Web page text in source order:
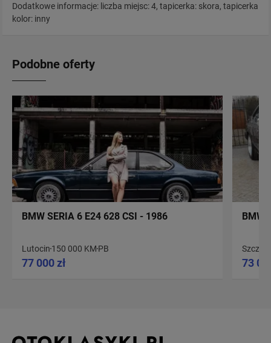
Dodatkowe informacje: liczba miejsc: 4, tapicerka: skora, tapicerka
kolor: inny
Podobne oferty
BMW SERIA 6 E24 628 CSI - 1986
Lutocin 150 000 KM PB
77 000 zł
BMW
73